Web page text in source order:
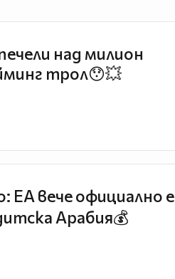
над милион
трол😯💥
EA вече официално е
Арабия💰